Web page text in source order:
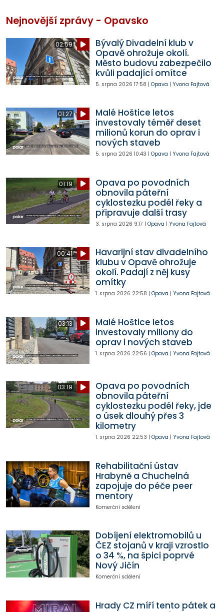
Nejnovější zprávy - Opavsko
02:59
Bývalý Divadelní klub v
Opavě ohrožuje okolí.
Město budovu zabezpečilo
kvůli padající omítce
5. srpna 2026 17:58 | Opava | Yvona Fajtová
01:27
Malé Hoštice letos
investovaly téměř deset
milionů korun do oprav i
nových staveb
5. srpna 2026 10:43 | Opava | Yvona Fajtová
01:19
Opava po povodních
obnovila páteřní
cyklostezku podél řeky a
připravuje další trasy
3. srpna 2026 9:17 | Opava | Yvona Fajtová
00:41
Havarijní stav divadelního
klubu v Opavě ohrožuje
okolí. Padají z něj kusy
omítky
1. srpna 2026 22:58 | Opava | Yvona Fajtová
03:13
Malé Hoštice letos
investovaly miliony do
oprav i nových staveb
1. srpna 2026 22:56 | Opava | Yvona Fajtová
03:19
Opava po povodních
obnovila páteřní
cyklostezku podél řeky, jde
o úsek dlouhý přes 3
kilometry
1. srpna 2026 22:53 | Opava | Yvona Fajtová
Rehabilitační ústav
Hrabyně a Chuchelná
zapojuje do péče peer
mentory
Komerční sdělení
Dobíjení elektromobilů u
ČEZ stojanů v kraji vzrostlo
o 34 %, na špici poprvé
Nový Jičín
Komerční sdělení
Hrady CZ míří tento pátek a